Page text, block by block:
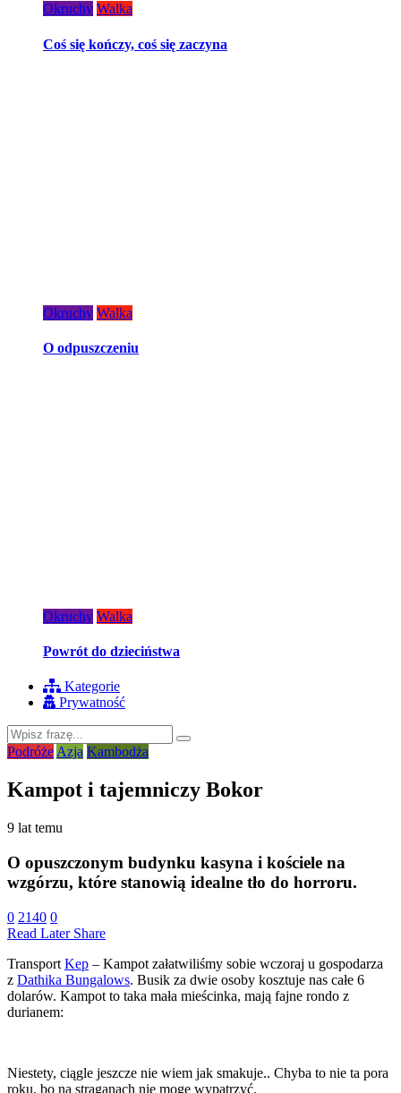
Okruchy Walka
Coś się kończy, coś się zaczyna
Okruchy Walka
O odpuszczeniu
Okruchy Walka
Powrót do dzieciństwa
Kategorie
Prywatność
Podróże Azja Kambodża
Kampot i tajemniczy Bokor
9 lat temu
O opuszczonym budynku kasyna i kościele na
wzgórzu, które stanowią idealne tło do horroru.
0 2140 0
Read Later Share
Transport Kep – Kampot załatwiliśmy sobie wczoraj u gospodarza
z Dathika Bungalows. Busik za dwie osoby kosztuje nas całe 6
dolarów. Kampot to taka mała mieścinka, mają fajne rondo z
durianem:
Niestety, ciągle jeszcze nie wiem jak smakuje.. Chyba to nie ta pora
roku, bo na straganach nie mogę wypatrzyć.